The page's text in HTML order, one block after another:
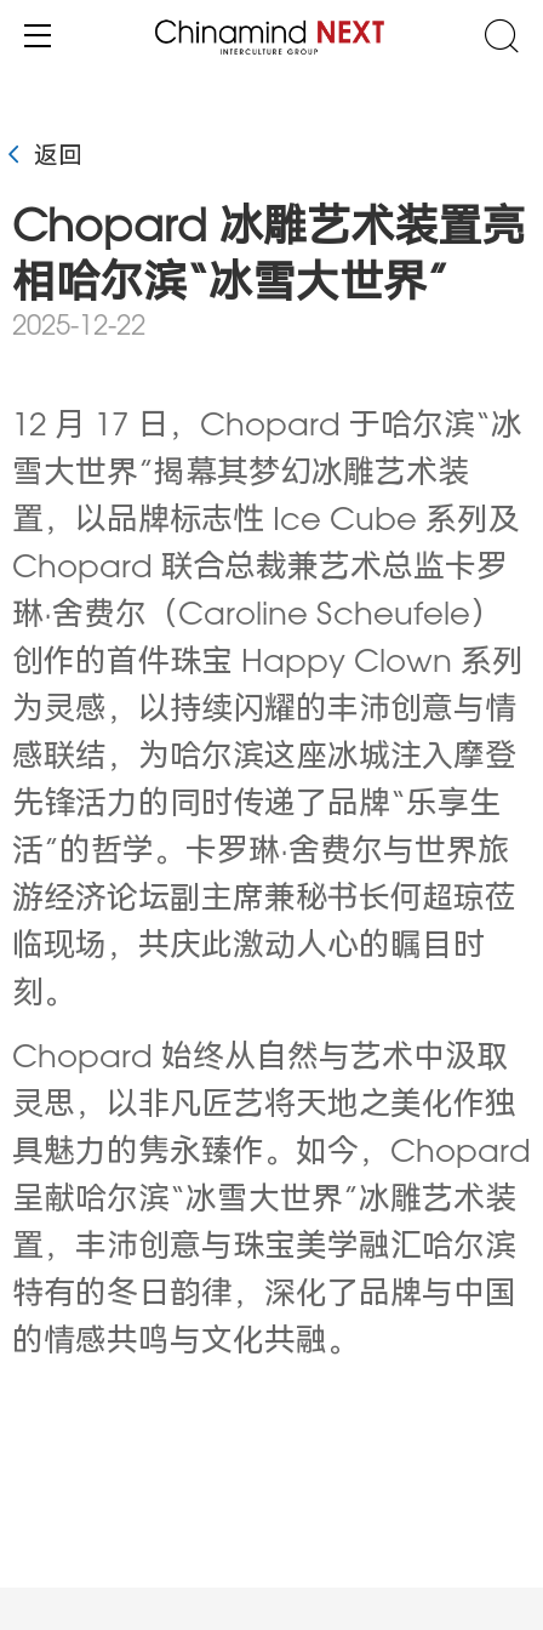
返回
Chopard 冰雕艺术装置亮
相哈尔滨“冰雪大世界”
2025-12-22
12 月 17 日，Chopard 于哈尔滨“冰
雪大世界”揭幕其梦幻冰雕艺术装
置，以品牌标志性 Ice Cube 系列及
Chopard 联合总裁兼艺术总监卡罗
琳·舍费尔（Caroline Scheufele）
创作的首件珠宝 Happy Clown 系列
为灵感，以持续闪耀的丰沛创意与情
感联结，为哈尔滨这座冰城注入摩登
先锋活力的同时传递了品牌“乐享生
活”的哲学。卡罗琳·舍费尔与世界旅
游经济论坛副主席兼秘书长何超琼莅
临现场，共庆此激动人心的瞩目时
刻。
Chopard 始终从自然与艺术中汲取
灵思，以非凡匠艺将天地之美化作独
具魅力的隽永臻作。如今，Chopard
呈献哈尔滨“冰雪大世界”冰雕艺术装
置，丰沛创意与珠宝美学融汇哈尔滨
特有的冬日韵律，深化了品牌与中国
的情感共鸣与文化共融。